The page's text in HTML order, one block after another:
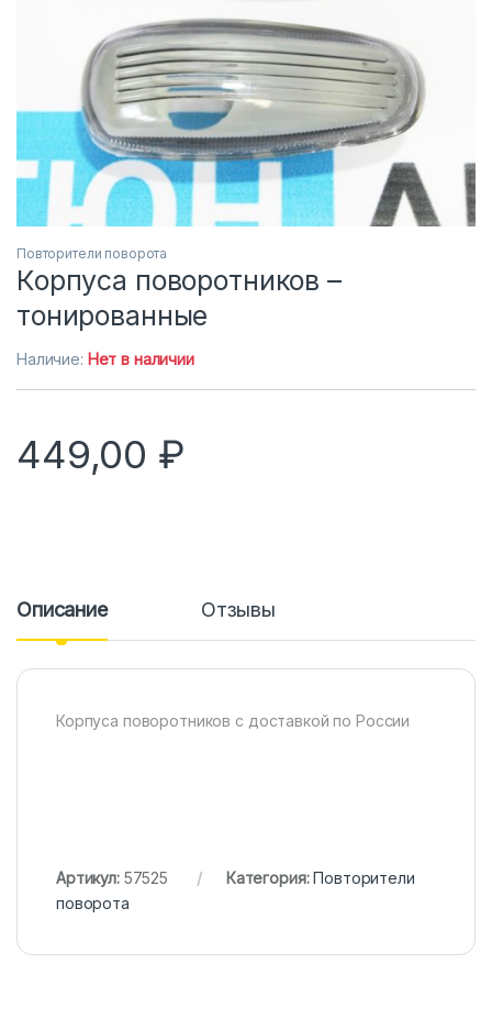
Повторители поворота
Корпуса поворотников –
тонированные
Наличие: Нет в наличии
449,00 ₽
Описание Отзывы
Корпуса поворотников с доставкой по России
Артикул: 57525 Категория:Повторители
поворота